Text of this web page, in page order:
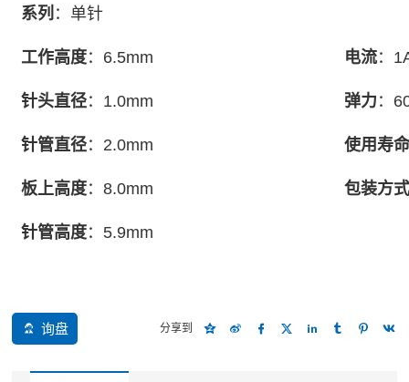
系列 ：单针
工作高度：6.5mm 电流：
针头直径：1.0mm 弹力 ：
针管直径：2.0mm 使用寿
板上高度：8.0mm 包装方
针管高度：5.9mm
询盘 分享到